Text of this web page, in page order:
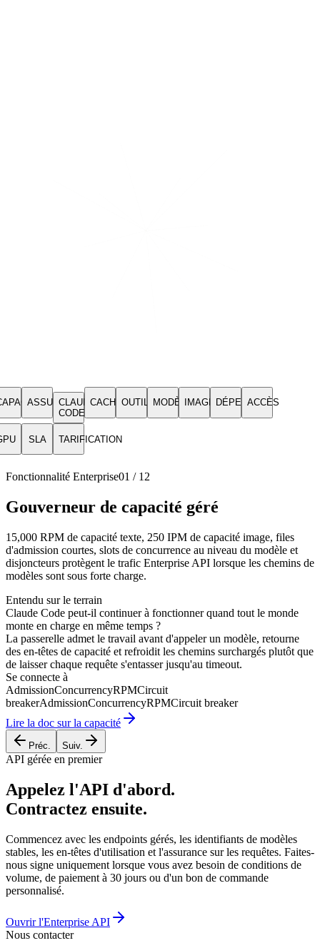
ASSURANCE
CLAUDE
CODE
CACHEOUTILSMODÈLESIMAGESDÉPENSES
ACCÈS
SLA TARIFICATION
Fonctionnalité Enterprise01 / 12
Gouverneur de capacité géré
15,000 RPM de capacité texte, 250 IPM de capacité image, files
d'admission courtes, slots de concurrence au niveau du modèle et
disjoncteurs protègent le trafic Enterprise API lorsque les chemins de
modèles sont sous forte charge.
Entendu sur le terrain
Claude Code peut-il continuer à fonctionner quand tout le monde
monte en charge en même temps ?
La passerelle admet le travail avant d'appeler un modèle, retourne
des en-têtes de capacité et refroidit les chemins surchargés plutôt que
de laisser chaque requête s'entasser jusqu'au timeout.
Se connecte à
AdmissionConcurrencyRPMCircuit
breakerAdmissionConcurrencyRPMCircuit breaker
Lire la doc sur la capacité
Préc. Suiv.
API gérée en premier
Appelez l'API d'abord.
Contractez ensuite.
Commencez avec les endpoints gérés, les identifiants de modèles
stables, les en-têtes d'utilisation et l'assurance sur les requêtes. Faites-
nous signe uniquement lorsque vous avez besoin de conditions de
volume, de paiement à 30 jours ou d'un bon de commande
personnalisé.
Ouvrir l'Enterprise API
Nous contacter